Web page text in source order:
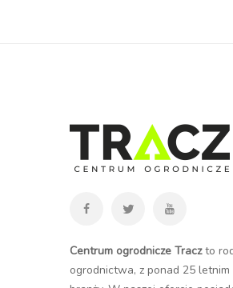
Centrum ogrodnicze Traczto
ogrodnictwa, z ponad 25